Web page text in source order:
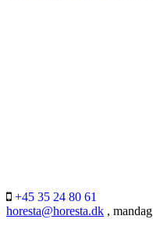
+45 35 24 80 61
horesta@horesta.dk ,